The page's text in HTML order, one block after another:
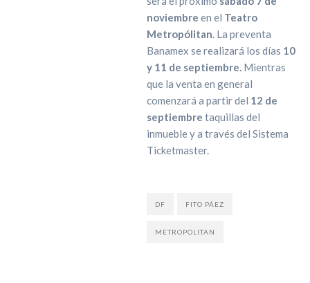
noviembre en el Teatro
Metropólitan. La preventa
Banamex se realizará los días 10
y 11 de septiembre. Mientras
que la venta en general
comenzará a partir del 12 de
septiembre taquillas del
inmueble y a través del Sistema
Ticketmaster.
DF FITO PÁEZ
METROPOLITAN